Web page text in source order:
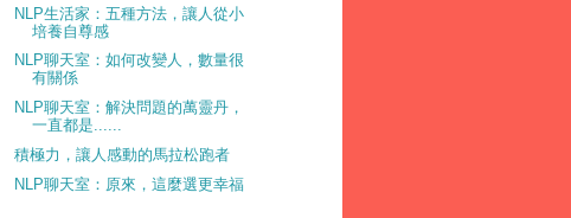
NLP生活家：五種方法，讓人從小
培養自尊感
NLP聊天室：如何改變人，數量很
有關係
NLP聊天室：解決問題的萬靈丹，
一直都是......
積極力，讓人感動的馬拉松跑者
NLP聊天室：原來，這麼選更幸福